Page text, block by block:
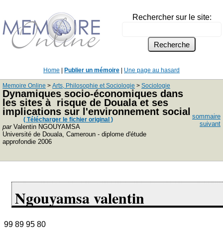
Rechercher sur le site:
Home Publier un mémoire Une page au hasard
Memoire Online > Arts, Philosophie et Sociologie > Sociologie
Dynamiques socio-économiques dans
les sites à risque de Douala et ses
implications sur l'environnement social
( Télécharger le fichier original )
parValentin NGOUYAMSA
Université de Douala, Cameroun - diplome d'étude
approfondie 2006
sommaire
suivant
Ngouyamsa valentin
99 89 95 80